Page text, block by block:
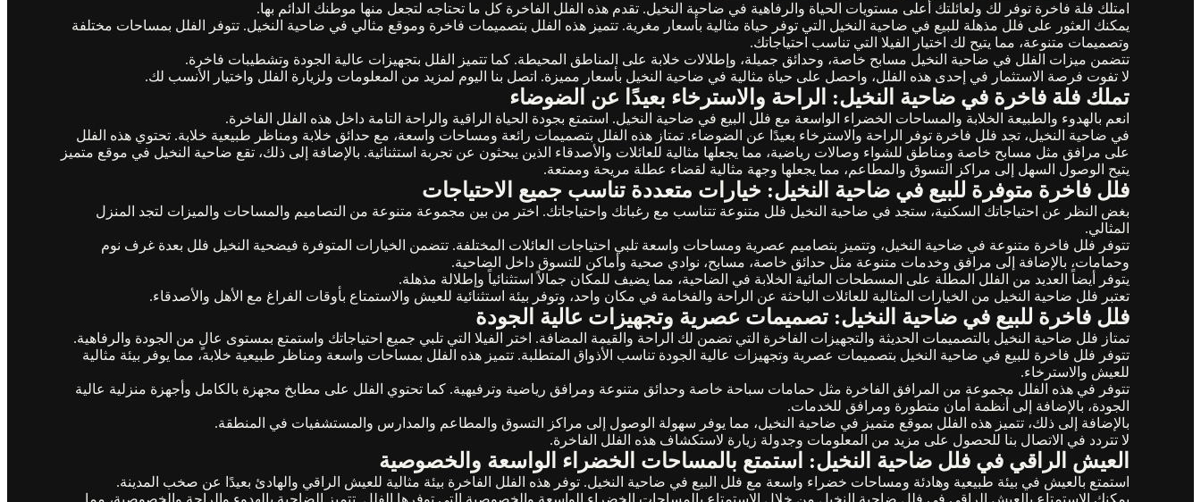
امتلك فلة فاخرة توفر لك ولعائلتك أعلى مستويات الحياة والرفاهية في ضاحية النخيل. تقدم هذه الفلل الفاخرة كل ما تحتاجه لتجعل منها موطنك الدائم بها.
يمكنك العثور على فلل مذهلة للبيع في ضاحية النخيل التي توفر حياة مثالية بأسعار مغرية. تتميز هذه الفلل بتصميمات فاخرة وموقع مثالي في ضاحية النخيل. تتوفر الفلل بمساحات مختلفة
وتصميمات متنوعة، مما يتيح لك اختيار الفيلا التي تناسب احتياجاتك.
تتضمن ميزات الفلل في ضاحية النخيل مسابح خاصة، وحدائق جميلة، وإطلالات خلابة على المناطق المحيطة. كما تتميز الفلل بتجهيزات عالية الجودة وتشطيبات فاخرة.
لا تفوت فرصة الاستثمار في إحدى هذه الفلل، واحصل على حياة مثالية في ضاحية النخيل بأسعار مميزة. اتصل بنا اليوم لمزيد من المعلومات ولزيارة الفلل واختيار الأنسب لك.
تملك فلة فاخرة في ضاحية النخيل: الراحة والاسترخاء بعيدًا عن الضوضاء
انعم بالهدوء والطبيعة الخلابة والمساحات الخضراء الواسعة مع فلل البيع في ضاحية النخيل. استمتع بجودة الحياة الراقية والراحة التامة داخل هذه الفلل الفاخرة.
في ضاحية النخيل، تجد فلل فاخرة توفر الراحة والاسترخاء بعيدًا عن الضوضاء. تمتاز هذه الفلل بتصميمات رائعة ومساحات واسعة، مع حدائق خلابة ومناظر طبيعية خلابة. تحتوي هذه الفلل
على مرافق مثل مسابح خاصة ومناطق للشواء وصالات رياضية، مما يجعلها مثالية للعائلات والأصدقاء الذين يبحثون عن تجربة استثنائية. بالإضافة إلى ذلك، تقع ضاحية النخيل في موقع متميز
يتيح الوصول السهل إلى مراكز التسوق والمطاعم، مما يجعلها وجهة مثالية لقضاء عطلة مريحة وممتعة.
فلل فاخرة متوفرة للبيع في ضاحية النخيل: خيارات متعددة تناسب جميع الاحتياجات
بغض النظر عن احتياجاتك السكنية، ستجد في ضاحية النخيل فلل متنوعة تتناسب مع رغباتك واحتياجاتك. اختر من بين مجموعة متنوعة من التصاميم والمساحات والميزات لتجد المنزل
المثالي.
تتوفر فلل فاخرة متنوعة في ضاحية النخيل، وتتميز بتصاميم عصرية ومساحات واسعة تلبي احتياجات العائلات المختلفة. تتضمن الخيارات المتوفرة فيضحية النخيل فلل بعدة غرف نوم
وحمامات، بالإضافة إلى مرافق وخدمات متنوعة مثل حدائق خاصة، مسابح، نوادي صحية وأماكن للتسوق داخل الضاحية.
يتوفر أيضاً العديد من الفلل المطلة على المسطحات المائية الخلابة في الضاحية، مما يضيف للمكان جمالاً استثنائياً وإطلالة مذهلة.
تعتبر فلل ضاحية النخيل من الخيارات المثالية للعائلات الباحثة عن الراحة والفخامة في مكان واحد، وتوفر بيئة استثنائية للعيش والاستمتاع بأوقات الفراغ مع الأهل والأصدقاء.
فلل فاخرة للبيع في ضاحية النخيل: تصميمات عصرية وتجهيزات عالية الجودة
تمتاز فلل ضاحية النخيل بالتصميمات الحديثة والتجهيزات الفاخرة التي تضمن لك الراحة والقيمة المضافة. اختر الفيلا التي تلبي جميع احتياجاتك واستمتع بمستوى عالٍ من الجودة والرفاهية.
تتوفر فلل فاخرة للبيع في ضاحية النخيل بتصميمات عصرية وتجهيزات عالية الجودة تناسب الأذواق المتطلبة. تتميز هذه الفلل بمساحات واسعة ومناظر طبيعية خلابة، مما يوفر بيئة مثالية
للعيش والاسترخاء.
تتوفر في هذه الفلل مجموعة من المرافق الفاخرة مثل حمامات سباحة خاصة وحدائق متنوعة ومرافق رياضية وترفيهية. كما تحتوي الفلل على مطابخ مجهزة بالكامل وأجهزة منزلية عالية
الجودة، بالإضافة إلى أنظمة أمان متطورة ومرافق للخدمات.
بالإضافة إلى ذلك، تتميز هذه الفلل بموقع متميز في ضاحية النخيل، مما يوفر سهولة الوصول إلى مراكز التسوق والمطاعم والمدارس والمستشفيات في المنطقة.
لا تتردد في الاتصال بنا للحصول على مزيد من المعلومات وجدولة زيارة لاستكشاف هذه الفلل الفاخرة.
العيش الراقي في فلل ضاحية النخيل: استمتع بالمساحات الخضراء الواسعة والخصوصية
استمتع بالعيش في بيئة طبيعية وهادئة ومساحات خضراء واسعة مع فلل البيع في ضاحية النخيل. توفر هذه الفلل الفاخرة بيئة مثالية للعيش الراقي والهادئ بعيدًا عن صخب المدينة.